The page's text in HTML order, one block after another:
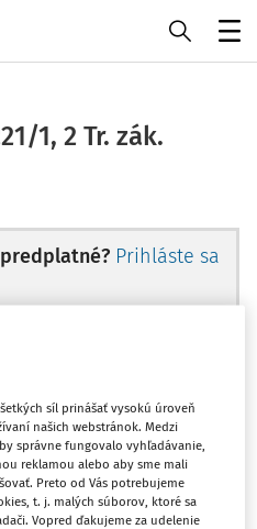
1, 2 Tr. zák.
Prihláste sa
si prečítali len
z tejto oblasti je
portálu.
síl prinášať vysokú úroveň
našich webstránok. Medzi
správne fungovalo vyhľadávanie,
reklamou alebo aby sme mali
Preto od Vás potrebujeme
t. j. malých súborov, ktoré sa
Vopred ďakujeme za udelenie